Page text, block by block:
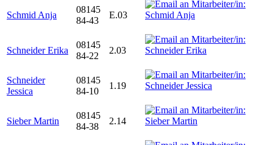
Schmid Anja
08145
84-43
E.03
Schneider Erika
08145
84-22
2.03
Schneider
Jessica
08145
84-10
1.19
Sieber Martin
08145
84-38
2.14